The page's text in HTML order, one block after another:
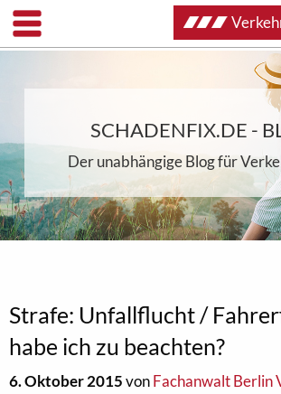
SCHADENFIX.DE -
Der unabhängige Blog für
Strafe: Unfallflucht /
habe ich zu beachten?
6. Oktober 2015vonFachanwalt Berlin